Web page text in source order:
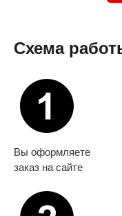
Схема
Вы оформляете
заказ на сайте